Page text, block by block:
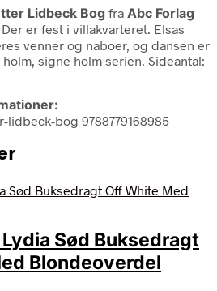
Lidbeck Bog fra Abc Forlag
Der er fest i villakvarteret. Elsas
venner og naboer, og dansen er
signe holm serien. Sideantal:
bog 9788779168985
Sød Buksedragt
Blondeoverdel